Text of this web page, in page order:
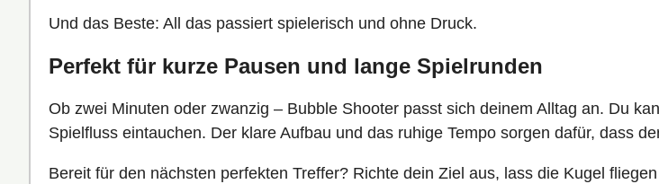
Und das Beste: All das passiert spielerisch und ohne Druck.
Perfekt für kurze Pausen und lange Spielrunden
Ob zwei Minuten oder zwanzig – Bubble Shooter passt sich deinem Alltag an. Du
Spielfluss eintauchen. Der klare Aufbau und das ruhige Tempo sorgen dafür, dass
Bereit für den nächsten perfekten Treffer? Richte dein Ziel aus, lass die Kugel